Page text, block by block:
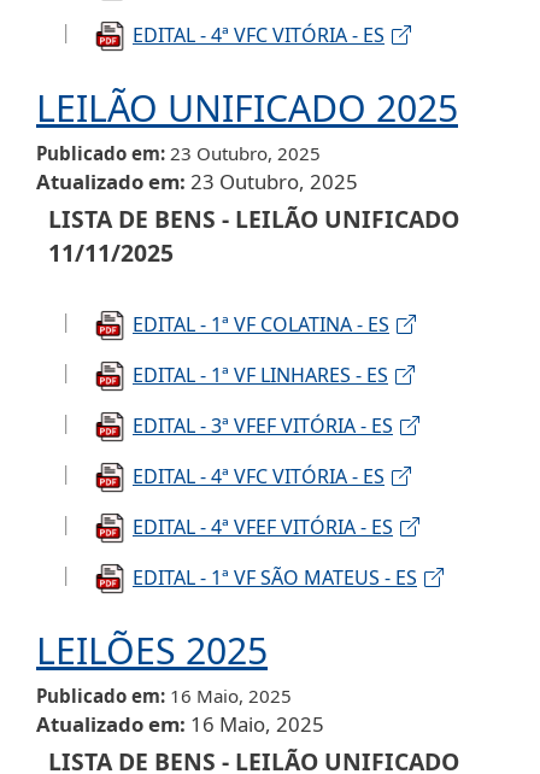
EDITAL - 4ª VFC VITÓRIA - ES
LEILÃO UNIFICADO 2025
Publicado em 23 Outubro, 2025
Atualizado em 23 Outubro, 2025
LISTA DE BENS - LEILÃO UNIFICADO
11/11/2025
EDITAL - 1ª VF COLATINA - ES
EDITAL - 1ª VF LINHARES - ES
EDITAL - 3ª VFEF VITÓRIA - ES
EDITAL - 4ª VFC VITÓRIA - ES
EDITAL - 4ª VFEF VITÓRIA - ES
EDITAL - 1ª VF SÃO MATEUS - ES
LEILÕES 2025
Publicado em 16 Maio, 2025
Atualizado em 16 Maio, 2025
LISTA DE BENS - LEILÃO UNIFICADO